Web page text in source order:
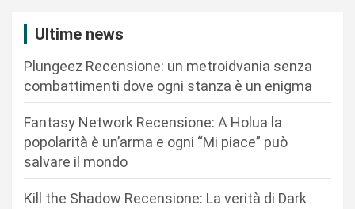
Ultime news
Plungeez Recensione: un metroidvania senza
combattimenti dove ogni stanza è un enigma
Fantasy Network Recensione: A Holua la
popolarità è un’arma e ogni “Mi piace” può
salvare il mondo
Kill the Shadow Recensione: La verità di Dark